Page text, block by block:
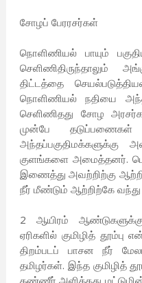
சோழப் பேரரசர்கள்
நொளிணியல் பாயும்
திட்டத்தை
நொளிணியல் நதியை
செளிணிதது சோழ
முன்பே
அந்தப்பகுதிமக்களுக்கு
குளங்களை அமைத்தனர்.
இணைத்து அவற்றிற்கு
நீர் மீண்டும் ஆற்றிற்கே
2 ஆயிரம்
ஏரிகளில் குமிழித் தூம்பு
திறம்படப் பாசன நீர்
தமிழர்கள். இந்த குமிழித்